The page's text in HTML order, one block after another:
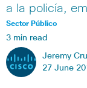
a la policía,
Sector Público
3 min read
Jeremy
27 June